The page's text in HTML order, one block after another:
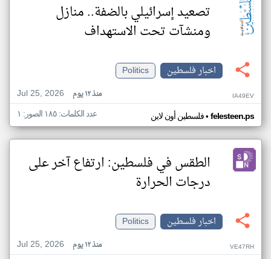
تصعيد إسرائيلي بالضفة.. منازل
ومنشآت تحت الاستهداف
اخبار فلسطين
Politics
Jul 25, 2026
منذ ١٢ يوم IA49EV
فلسطين أون لاين• felesteen.ps عدد الكلمات: ١٨٥ الصور: ١
الطقس في فلسطين: ارتفاع آخر على
درجات الحرارة
اخبار فلسطين
Politics
Jul 25, 2026
منذ ١٢ يوم VE47RH